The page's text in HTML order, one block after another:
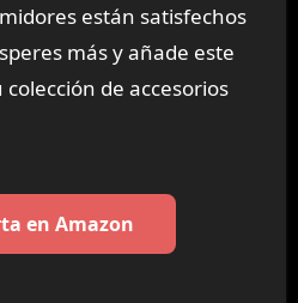
están satisfechos
más y añade este
de accesorios
en Amazon